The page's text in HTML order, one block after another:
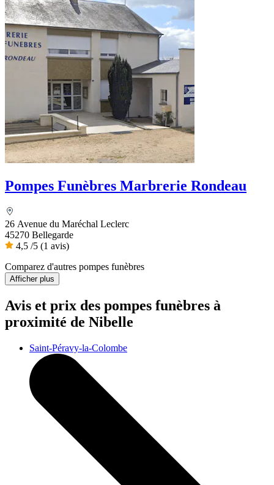
Pompes Funèbres Marbrerie Rondeau
26 Avenue du Maréchal Leclerc
45270 Bellegarde
4,5 /5 (1 avis)
Comparez d'autres pompes funèbres
Afficher plus
Avis et prix des pompes funèbres à
proximité de Nibelle
Saint-Péravy-la-Colombe